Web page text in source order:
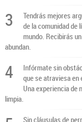
3
Tendrás mejores
de la comunidad de
mundo. Recibirás
abundan.
4
Infórmate sin
que se atraviesa en
Una experiencia de
limpia.
Sin cláusulas de